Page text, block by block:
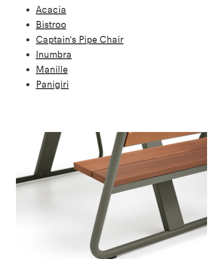
Acacia
Bistroo
Captain's Pipe Chair
Inumbra
Manille
Panigiri